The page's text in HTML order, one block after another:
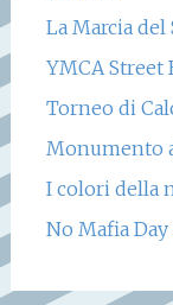
La Marcia
YMCA Street
Torneo di
Monumento
I colori della
No Mafia Day